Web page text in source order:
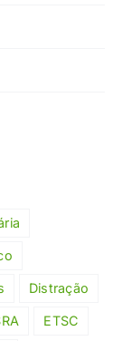
Distração
ETSC